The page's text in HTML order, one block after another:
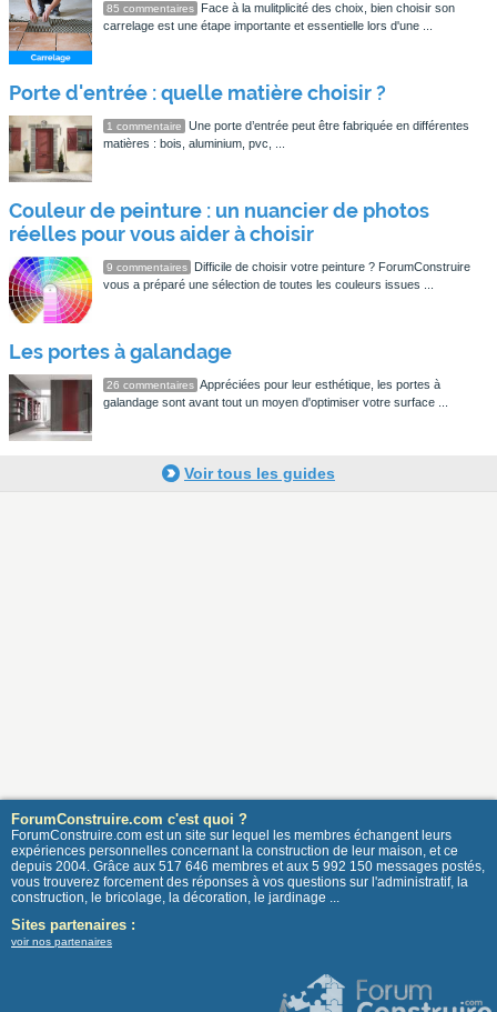
85 commentaires
Face à la mulitplicité des choix, bien choisir son
carrelage est une étape importante et essentielle lors d'une ...
Porte d'entrée : quelle matière choisir ?
1 commentaire
Une porte d’entrée peut être fabriquée en différentes
matières : bois, aluminium, pvc, ...
Couleur de peinture : un nuancier de photos
réelles pour vous aider à choisir
9 commentaires
Difficile de choisir votre peinture ? ForumConstruire
vous a préparé une sélection de toutes les couleurs issues ...
Les portes à galandage
26 commentaires Appréciées pour leur esthétique, les portes à
galandage sont avant tout un moyen d'optimiser votre surface ...
Voir tous les guides
ForumConstruire.com c'est quoi ?
ForumConstruire.com est un site sur lequel les membres échangent leurs
expériences personnelles concernant la construction de leur maison, et ce
depuis 2004. Grâce aux 517 646 membres et aux 5 992 150 messages postés,
vous trouverez forcement des réponses à vos questions sur l'administratif, la
construction, le bricolage, la décoration, le jardinage ...
Sites partenaires :
voir nos partenaires